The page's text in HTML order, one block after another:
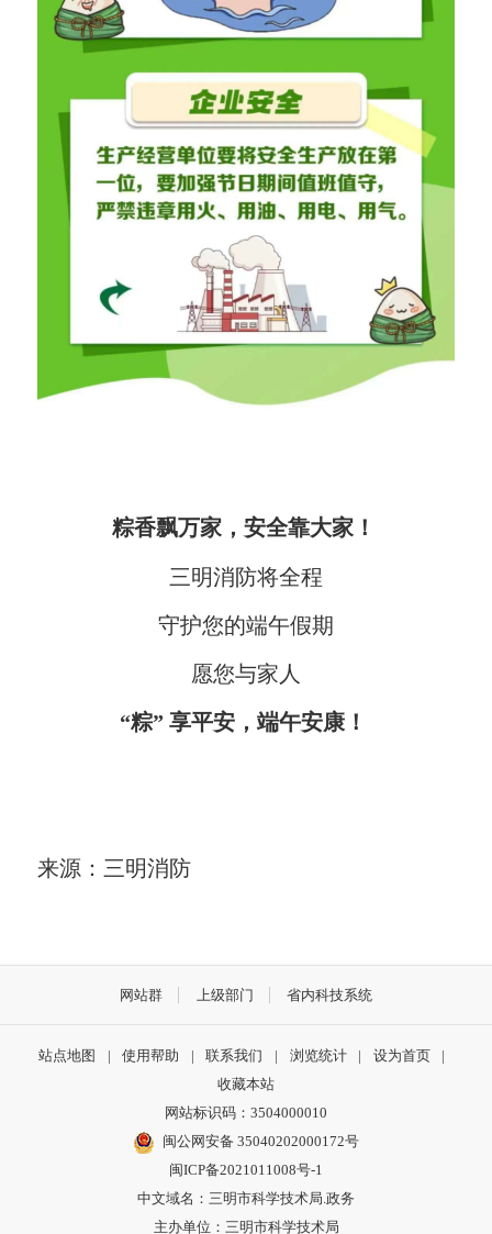
粽香飘万家，安全靠大家！
三明消防将全程
守护您的端午假期
愿您与家人
“粽” 享平安，端午安康！
来源：三明消防
网站群 上级部门 省内科技系统
站点地图 | 使用帮助 | 联系我们 | 浏览统计 | 设为首页
|
收藏本站
网站标识码：3504000010
闽公网安备 35040202000172号
闽ICP备2021011008号-1
中文域名：三明市科学技术局.政务
主办单位：三明市科学技术局